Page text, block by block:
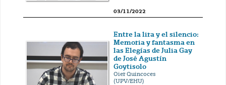
03/11/2022
Entre la lira y el silencio:
Memoria y fantasma en
las Elegías de Julia Gay
de José Agustín
Goytisolo
Oier Quincoces
(UPV/EHU)